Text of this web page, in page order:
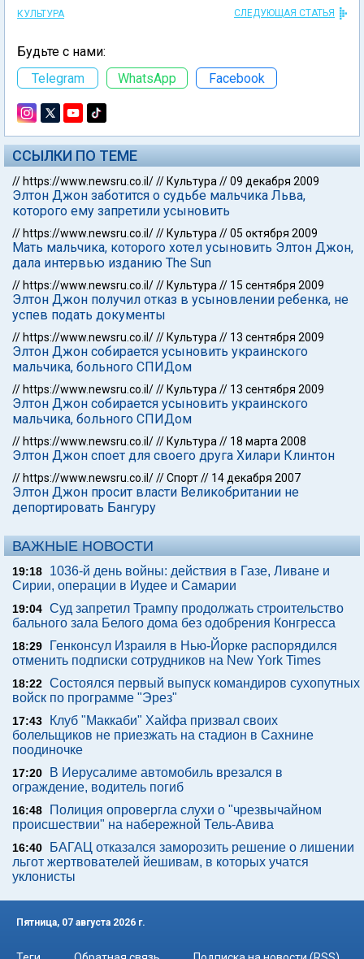
КУЛЬТУРА СЛЕДУЮЩАЯ СТАТЬЯ
Будьте с нами:
Telegram
WhatsApp Facebook
ССЫЛКИ ПО ТЕМЕ
// https://www.newsru.co.il/// Культура //09 декабря 2009
Элтон Джон заботится о судьбе мальчика Льва,
которого ему запретили усыновить
// https://www.newsru.co.il/// Культура //05 октября 2009
Мать мальчика, которого хотел усыновить Элтон Джон,
дала интервью изданию The Sun
// https://www.newsru.co.il/// Культура // 15 сентября 2009
Элтон Джон получил отказ в усыновлении ребенка, не
успев подать документы
// https://www.newsru.co.il/// Культура // 13 сентября 2009
Элтон Джон собирается усыновить украинского
мальчика, больного СПИДом
// https://www.newsru.co.il/// Культура // 13 сентября 2009
Элтон Джон собирается усыновить украинского
мальчика, больного СПИДом
// https://www.newsru.co.il/// Культура // 18 марта 2008
Элтон Джон споет для своего друга Хилари Клинтон
// https://www.newsru.co.il///Спорт// 14 декабря 2007
Элтон Джон просит власти Великобритании не
депортировать Бангуру
ВАЖНЫЕ НОВОСТИ
19:18
1036-й день войны: действия в Газе, Ливане и
Сирии, операции в Иудее и Самарии
19:04 Суд запретил Трампу продолжать строительство
бального зала Белого дома без одобрения Конгресса
18:29
Генконсул Израиля в Нью-Йорке распорядился
отменить подписки сотрудников на New York Times
18:22 Состоялся первый выпуск командиров сухопутных
войск по программе "Эрез"
17:43
Клуб "Маккаби" Хайфа призвал своих
болельщиков не приезжать на стадион в Сахнине
поодиночке
17:20
В Иерусалиме автомобиль врезался в
ограждение, водитель погиб
16:48
Полиция опровергла слухи о "чрезвычайном
происшествии" на набережной Тель-Авива
16:40
БАГАЦ отказался заморозить решение о лишении
льгот жертвователей йешивам, в которых учатся
уклонисты
Пятница, 07 августа 2026 г.